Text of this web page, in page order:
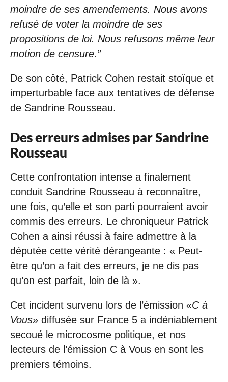
moindre de ses amendements. Nous avons
refusé de voter la moindre de ses
propositions de loi. Nous refusons même leur
motion de censure.”
De son côté, Patrick Cohen restait stoïque et
imperturbable face aux tentatives de défense
de Sandrine Rousseau.
Des erreurs admises par Sandrine
Rousseau
Cette confrontation intense a finalement
conduit Sandrine Rousseau à reconnaître,
une fois, qu’elle et son parti pourraient avoir
commis des erreurs. Le chroniqueur Patrick
Cohen a ainsi réussi à faire admettre à la
députée cette vérité dérangeante : « Peut-
être qu’on a fait des erreurs, je ne dis pas
qu’on est parfait, loin de là ».
Cet incident survenu lors de l’émission «C à
Vous» diffusée sur France 5 a indéniablement
secoué le microcosme politique, et nos
lecteurs de l’émission C à Vous en sont les
premiers témoins.